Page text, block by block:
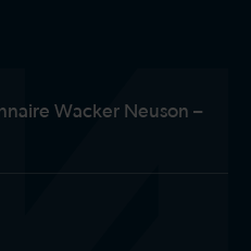
Wacker Neuson –